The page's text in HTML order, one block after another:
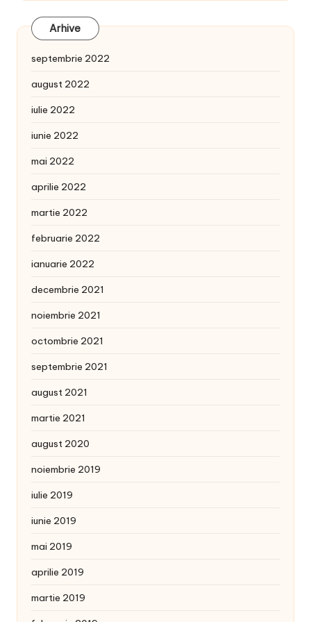
Arhive
septembrie 2022
august 2022
iulie 2022
iunie 2022
mai 2022
aprilie 2022
martie 2022
februarie 2022
ianuarie 2022
decembrie 2021
noiembrie 2021
octombrie 2021
septembrie 2021
august 2021
martie 2021
august 2020
noiembrie 2019
iulie 2019
iunie 2019
mai 2019
aprilie 2019
martie 2019